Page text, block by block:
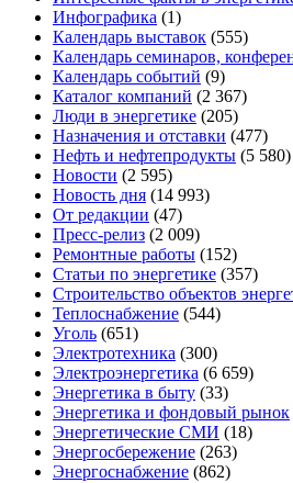
Инфографика (1)
Календарь выставок (555)
Календарь семинаров,
Календарь событий (9)
Каталог компаний (2 367)
Люди в энергетике (205)
Назначения и отставки (477)
Нефть и нефтепродукты (5 580)
Новости (2 595)
Новость дня (14 993)
От редакции (47)
Пресс-релиз (2 009)
Ремонтные работы (152)
Статьи по энергетике (357)
Строительство объектов
Теплоснабжение (544)
Уголь (651)
Электротехника (300)
Электроэнергетика (6 659)
Энергетика в быту (33)
Энергетика и фондовый рынок
Энергетические СМИ (18)
Энергосбережение (263)
Энергоснабжение (862)